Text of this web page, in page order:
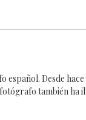
Desde
también